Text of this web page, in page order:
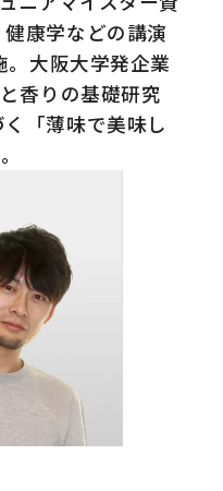
康学などの講演
大阪大学発企業
香りの基礎研究
「薄味で美味し